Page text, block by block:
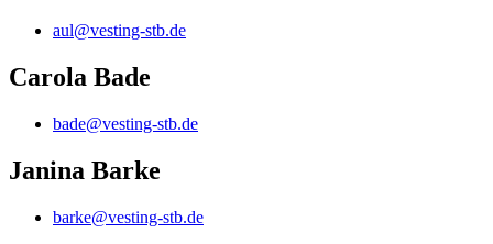
aul@vesting-stb.de
Carola Bade
bade@vesting-stb.de
Janina Barke
barke@vesting-stb.de